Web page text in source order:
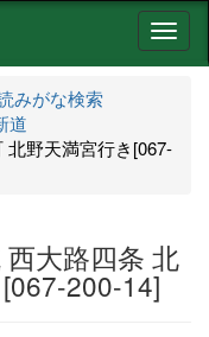
ナ
ビ
ョ
みがな検索
道
北野天満宮行き[067-
大路四条 北
200-14]